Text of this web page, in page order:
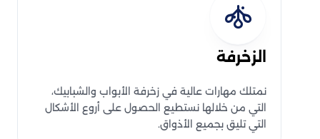
الزخرفة
نمتلك مهارات عالية في زخرفة الأبواب والشبابيك،
التي من خلالها نستطيع الحصول على أروع الأشكال
التي تليق بجميع الأذواق.